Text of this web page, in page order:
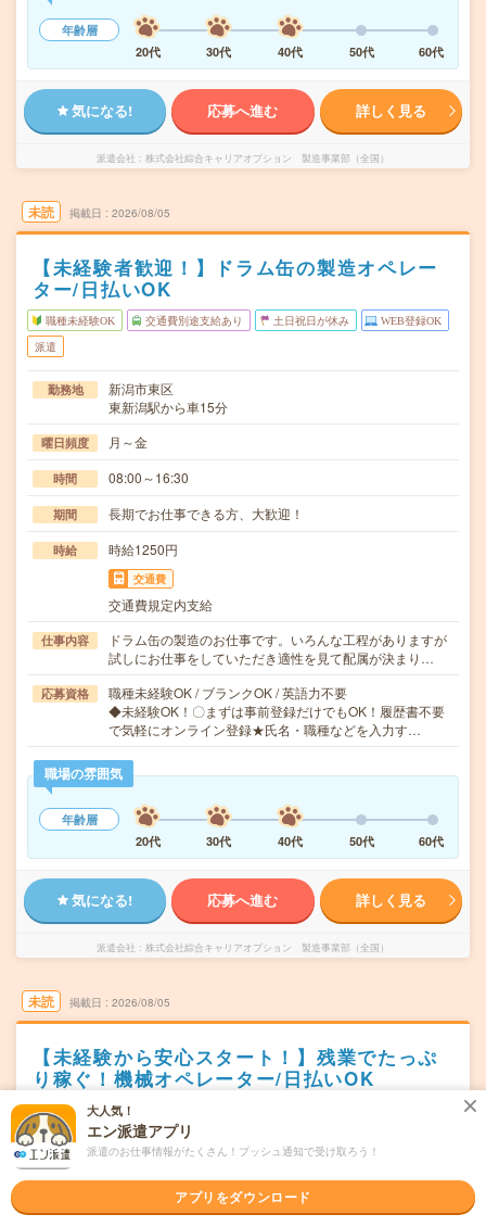
年齢層
20代
30代 40代 50代 60代
気になる! 応募へ進む 詳しく見る
派遣会社 株式会社綜合キャリアオプション 製造事業部（全国）
未読 掲載日 2026/08/05
【未経験者歓迎！】ドラム缶の製造オペレー
ター/日払いOK
職種未経験OK 交通費別途支給あり 土日祝日が休み WEB登録OK
派遣
勤務地
新潟市東区
東新潟駅から車15分
曜日頻度 月～金
時間 08:00～16:30
期間 長期でお仕事できる方、大歓迎！
時給 時給1250円
交通費
交通費規定内支給
仕事内容
ドラム缶の製造のお仕事です。いろんな工程がありますが
試しにお仕事をしていただき適性を見て配属が決まり…
応募資格
職種未経験OK / ブランクOK / 英語力不要
◆未経験OK！〇まずは事前登録だけでもOK！履歴書不要
で気軽にオンライン登録★氏名・職種などを入力す…
職場の雰囲気
年齢層
20代
30代 40代 50代 60代
気になる! 応募へ進む 詳しく見る
派遣会社 株式会社綜合キャリアオプション 製造事業部（全国）
未読 掲載日 2026/08/05
【未経験から安心スタート！】残業でたっぷ
り稼ぐ！機械オペレーター/日払いOK
職種未経験OK
勤務地
新潟県阿賀野市
大人気！
エン派遣アプリ
派遣のお仕事情報がたくさん！プッシュ通知で受け取ろう！
アプリをダウンロード